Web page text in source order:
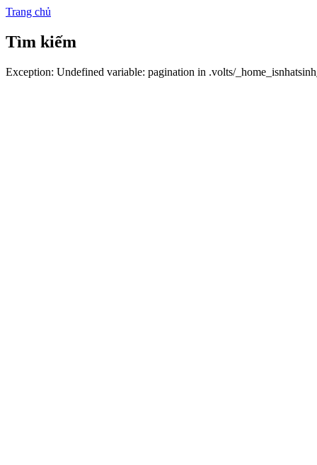
Trang chủ
Tìm kiếm
Exception: Undefined variable: pagination in .volts/